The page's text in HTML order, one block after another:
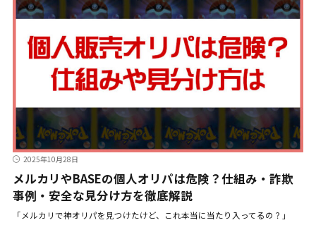
2025年10月28日
メルカリやBASEの個人オリパは危険？仕組み・詐欺
事例・安全な見分け方を徹底解説
「メルカリで神オリパを見つけたけど、これ本当に当たり入ってるの？」